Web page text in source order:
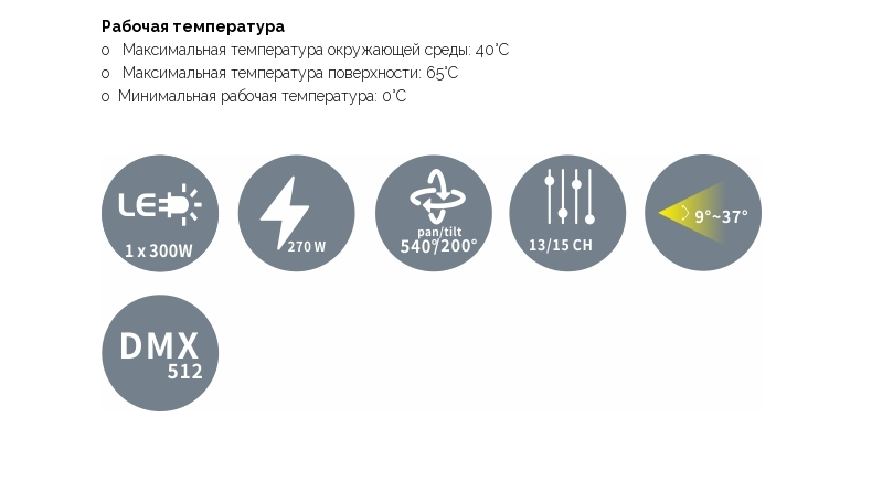
Рабочая температура
o Максимальная температура окружающей среды: 40°C
o Максимальная температура поверхности: 65°C
o Минимальная рабочая температура: 0°C